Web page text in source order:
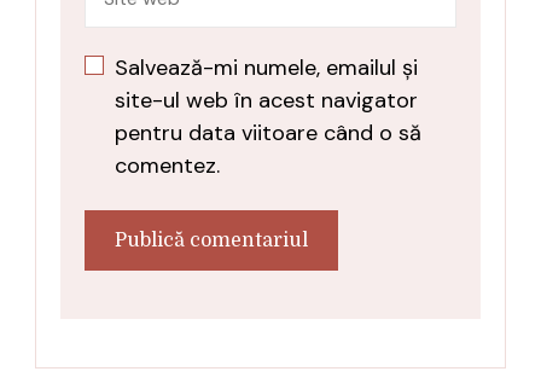
Salvează-mi numele, emailul și
site-ul web în acest navigator
pentru data viitoare când o să
comentez.